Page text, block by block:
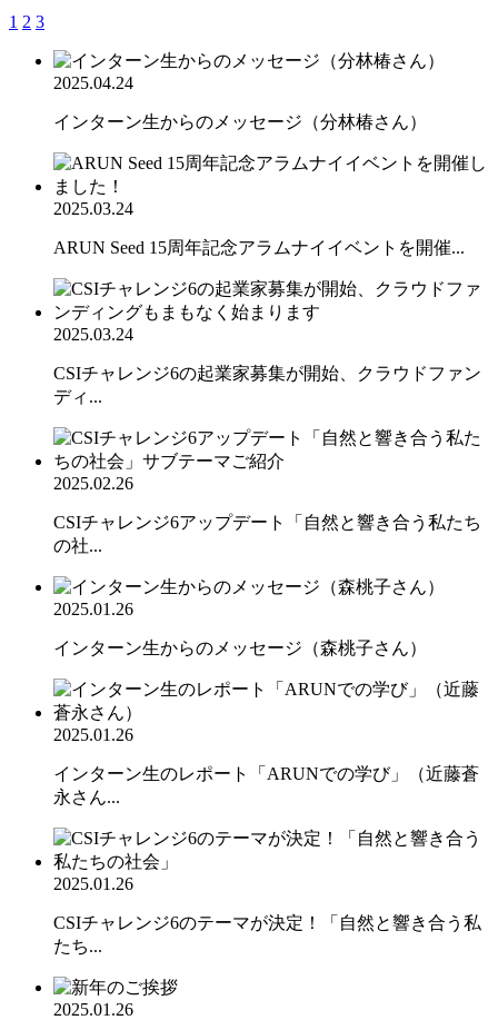
1 2 3
2025.04.24
インターン生からのメッセージ（分林椿さん）
2025.03.24
ARUN Seed 15周年記念アラムナイイベントを開催...
2025.03.24
CSIチャレンジ6の起業家募集が開始、クラウドファン
ディ...
2025.02.26
CSIチャレンジ6アップデート「自然と響き合う私たち
の社...
2025.01.26
インターン生からのメッセージ（森桃子さん）
2025.01.26
インターン生のレポート「ARUNでの学び」（近藤蒼
永さん...
2025.01.26
CSIチャレンジ6のテーマが決定！「自然と響き合う私
たち...
2025.01.26